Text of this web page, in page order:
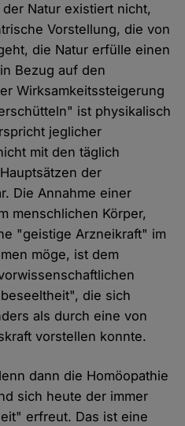
Natur existiert nicht,
Vorstellung, die von
die Natur erfülle einen
Bezug auf den
Wirksamkeitssteigerung
ist physikalisch
jeglicher
mit den täglich
der
Die Annahme einer
menschlichen Körper,
"geistige Arzneikraft" im
möge, ist dem
die sich
als durch eine von
vorstellen konnte.
dann die Homöopathie
sich heute der immer
erfreut. Das ist eine